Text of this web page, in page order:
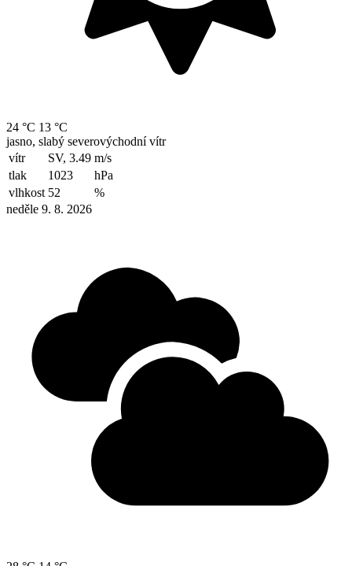
24 °C 13 °C
jasno, slabý severovýchodní vítr
vítr
SV, 3.49 m/s
tlak
1023
hPa
vlhkost 52
%
neděle 9. 8. 2026